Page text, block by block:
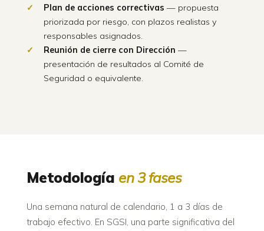
Plan de acciones correctivas — propuesta
priorizada por riesgo, con plazos realistas y
responsables asignados.
Reunión de cierre con Dirección —
presentación de resultados al Comité de
Seguridad o equivalente.
Metodología en 3 fases
Una semana natural de calendario, 1 a 3 días de
trabajo efectivo. En SGSI, una parte significativa del